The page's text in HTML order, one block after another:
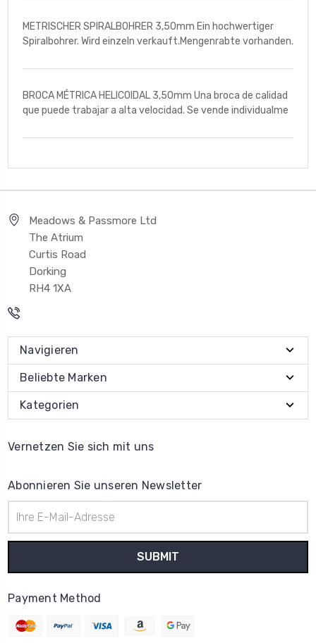
METRISCHER SPIRALBOHRER 3,50mm Ein hochwertiger
Spiralbohrer. Wird einzeln verkauft.Mengenrabte vorhanden.
BROCA MÉTRICA HELICOIDAL 3,50mm Una broca de calidad
que puede trabajar a alta velocidad. Se vende individualme
Meadows & Passmore Ltd
The Atrium
Curtis Road
Dorking
RH4 1XA
Navigieren
Beliebte Marken
Kategorien
Vernetzen Sie sich mit uns
Abonnieren Sie unseren Newsletter
Mail-
Adresse
Payment Method